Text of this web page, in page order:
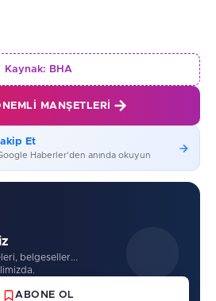
Kaynak: BHA
MANŞETLERI
Et
Haberler'den anında okuyun
belgeseller...
ABONE OL